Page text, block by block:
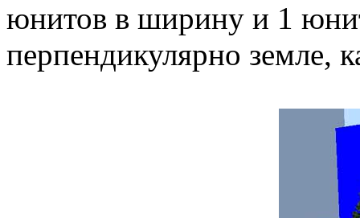
юнитов в ширину и 1
перпендикулярно земле,